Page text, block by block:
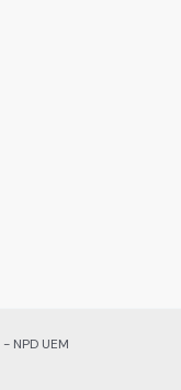
- NPD UEM